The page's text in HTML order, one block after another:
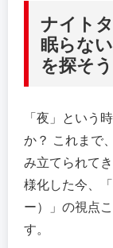
ナイト
眠らな
を探そう
「夜」という
か？ これまで
み立てられて
様化した今、
ー）」の視点
す。